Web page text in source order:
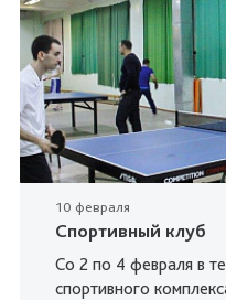
10 февраля
Спортивный клуб
Со 2 по 4 февраля в
спортивного